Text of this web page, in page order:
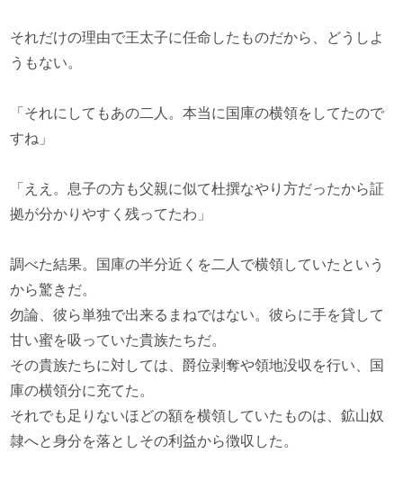
それだけの理由で王太子に任命したものだから、どうしよ
うもない。
「それにしてもあの二人。本当に国庫の横領をしてたので
すね」
「ええ。息子の方も父親に似て杜撰なやり方だったから証
拠が分かりやすく残ってたわ」
調べた結果。国庫の半分近くを二人で横領していたという
から驚きだ。
勿論、彼ら単独で出来るまねではない。彼らに手を貸して
甘い蜜を吸っていた貴族たちだ。
その貴族たちに対しては、爵位剥奪や領地没収を行い、国
庫の横領分に充てた。
それでも足りないほどの額を横領していたものは、鉱山奴
隷へと身分を落としその利益から徴収した。